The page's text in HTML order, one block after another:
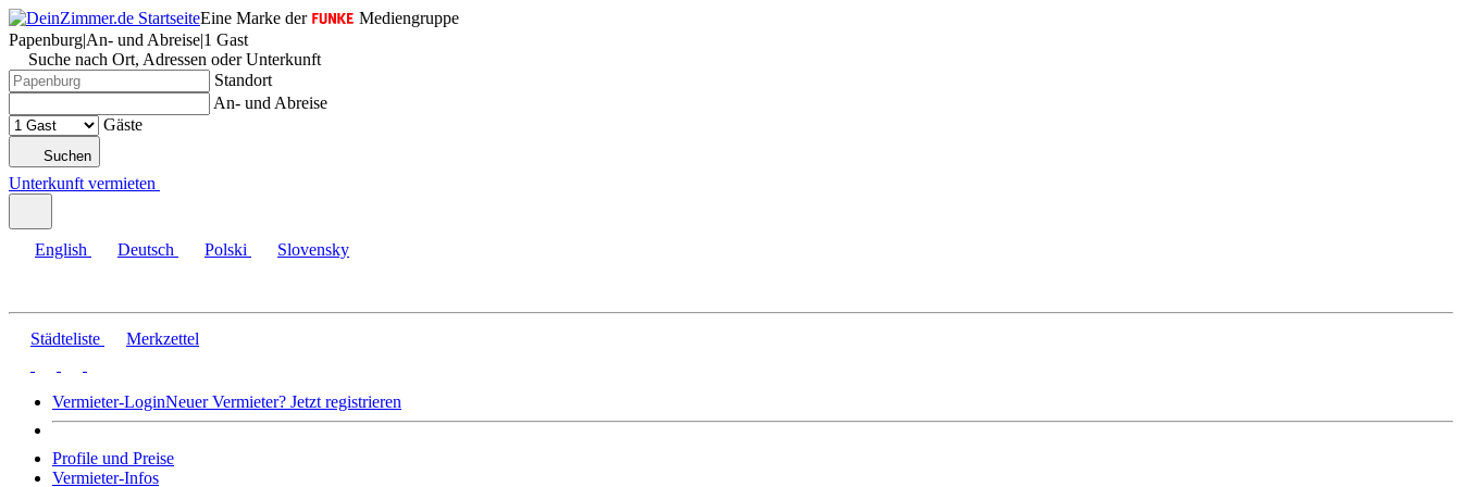
Eine Marke der
Mediengruppe
Papenburg|An- und Abreise|1 Gast
Suche nach Ort, Adressen oder Unterkunft
Standort
An- und Abreise
Gäste
Suchen
Unterkunft vermieten
English Deutsch Polski Slovensky
Städteliste Merkzettel
Vermieter-LoginNeuer Vermieter? Jetzt registrieren
Profile und Preise
Vermieter-Infos